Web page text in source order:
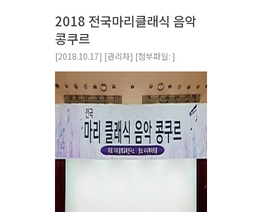
2018 전국마리클래식 음악
콩쿠르
[2018.10.17] [관리자] [첨부파일: ]